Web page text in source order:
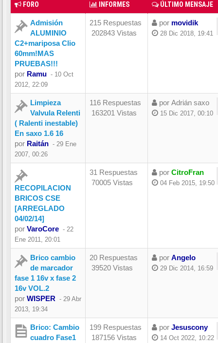
FORO INFORMES ÚLTIMO MENSAJE
Admisión
ALUMINIO
C2+mariposa Clio
60mm!MAS
PRUEBAS!!!
por Ramu - 10 Oct
2012, 22:09
215 Respuestas
202843 Vistas
por movidik
28 Dic 2018, 19:41
Limpieza
Valvula Relenti
( Ralenti inestable)
En saxo 1.6 16
por Raitán - 29 Ene
2007, 00:26
116 Respuestas
163201 Vistas
por Adrián saxo
15 Dic 2017, 00:10
RECOPILACION
BRICOS CSE
[ARREGLADO
04/02/14]
por VaroCore - 22
Ene 2011, 20:01
31 Respuestas
70005 Vistas
por CitroFran
04 Feb 2015, 19:50
Brico cambio
de marcador
fase 1 16v x fase 2
16v VOL.2
por WISPER - 29 Abr
2013, 19:34
20 Respuestas
39520 Vistas
por Angelo
29 Dic 2014, 16:59
Brico: Cambio
cuadro Fase1
199 Respuestas
187156 Vistas
por Jesuscony
14 Oct 2022, 10:22